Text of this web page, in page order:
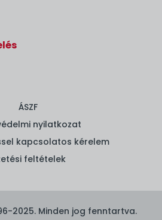
ÁSZF
nyilatkozat
kapcsolatos kérelem
feltételek
2025. Minden jog fenntartva.